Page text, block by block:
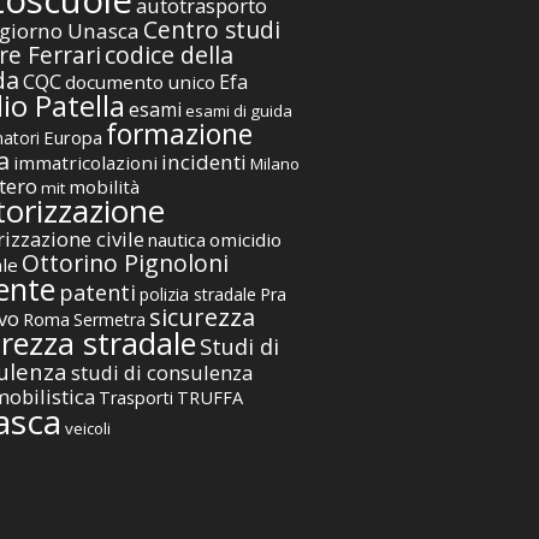
Unasca Centro studi
Ferraricodice della
CQCdocumento unico Efa
Patella esami esami di guida
Europa formazione
immatricolazioni incidenti Milano
mit mobilità
civile nautica omicidio
Ottorino Pignoloni
patenti polizia stradale Pra
Roma Sermetra sicurezza
stradaleStudi di
studi di consulenza
Trasporti TRUFFA
veicoli